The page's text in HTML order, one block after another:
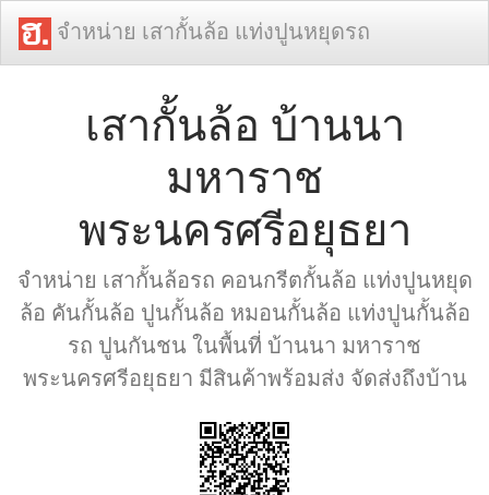
จำหน่าย เสากั้นล้อ แท่งปูนหยุดรถ
เสากั้นล้อ บ้านนา
มหาราช
พระนครศรีอยุธยา
จำหน่าย เสากั้นล้อรถ คอนกรีตกั้นล้อ แท่งปูนหยุด
ล้อ คันกั้นล้อ ปูนกั้นล้อ หมอนกั้นล้อ แท่งปูนกั้นล้อ
รถ ปูนกันชน ในพื้นที่ บ้านนา มหาราช
พระนครศรีอยุธยา มีสินค้าพร้อมส่ง จัดส่งถึงบ้าน